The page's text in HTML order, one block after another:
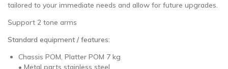
tailored to your immediate needs and allow for future upgrades.
Support 2 tone arms
Standard equipment / features:
Chassis POM, Platter POM 7 kg
• Metal parts stainless steel